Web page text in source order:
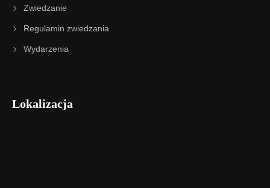
Zwiedzanie
Regulamin zwiedzania
Wydarzenia
Lokalizacja